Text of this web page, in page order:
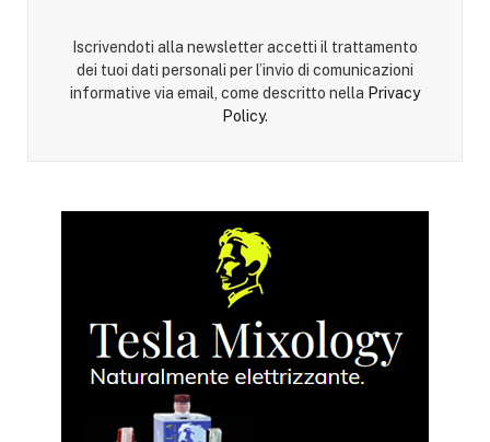
Iscrivendoti alla newsletter accetti il trattamento
dei tuoi dati personali per l’invio di comunicazioni
informative via email, come descritto nella Privacy
Policy.